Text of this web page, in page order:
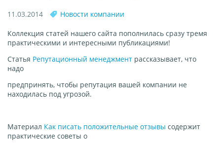
11.03.2014 Новости компании
Коллекция статей нашего сайта пополнилась сразу тремя
практическими и интересными публикациями!
Статья Репутационный менеджмент рассказывает, что
надо
предпринять, чтобы репутация вашей компании не
находилась под угрозой.
Материал Как писать положительные отзывы содержит
практические советы о